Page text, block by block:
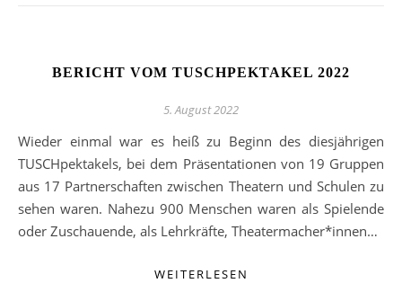
BERICHT VOM TUSCHPEKTAKEL 2022
5. August 2022
Wieder einmal war es heiß zu Beginn des diesjährigen
TUSCHpektakels, bei dem Präsentatio­nen von 19 Gruppen
aus 17 Partnerschaften zwischen Theatern und Schulen zu
sehen wa­ren. Nahezu 900 Menschen waren als Spielende
oder Zuschauende, als Lehrkräfte, Theater­macher*innen…
WEITERLESEN